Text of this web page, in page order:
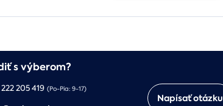
s výberom?
222 205 419 (Po-Pia: 9-17)
Napísať otázku